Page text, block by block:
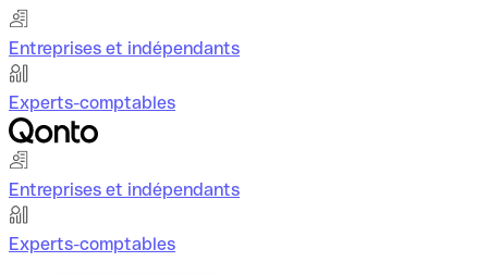
Entreprises et indépendants
Experts-comptables
Entreprises et indépendants
Experts-comptables